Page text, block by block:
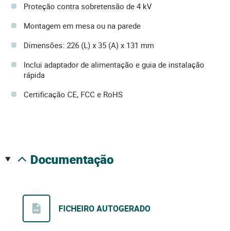
Proteção contra sobretensão de 4 kV
Montagem em mesa ou na parede
Dimensões: 226 (L) x 35 (A) x 131 mm
Inclui adaptador de alimentação e guia de instalação
rápida
Certificação CE, FCC e RoHS
documentação
FICHEIRO AUTOGERADO